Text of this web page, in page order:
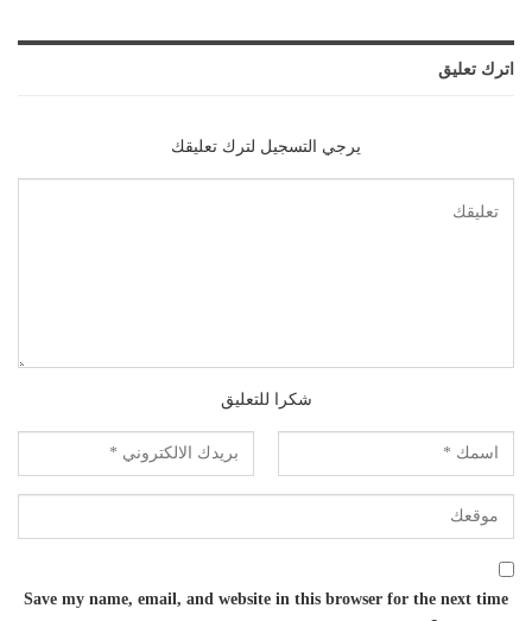
اترك تعليق
يرجي التسجيل لترك تعليقك
شكرا للتعليق
Save my name, email, and website in this browser for the next time